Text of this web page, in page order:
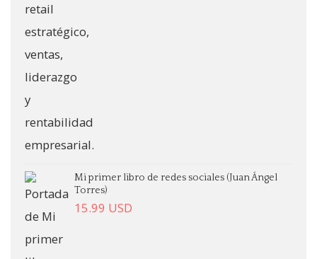
Mi primer libro de redes sociales (Juan Ángel
Torres)
15.99 USD